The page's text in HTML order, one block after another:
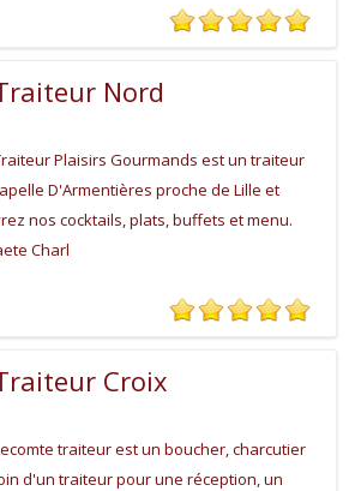
Nord
Plaisirs Gourmands est un traiteur
D'Armentières proche de Lille et
nos cocktails, plats, buffets et menu.
Charl
Croix
traiteur est un boucher, charcutier
d'un traiteur pour une réception, un